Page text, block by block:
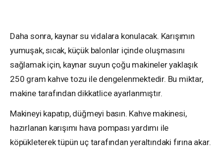
Daha sonra, kaynar su vidalara konulacak. Karışımın
yumuşak, sıcak, küçük balonlar içinde oluşmasını
sağlamak için, kaynar suyun çoğu makineler yaklaşık
250 gram kahve tozu ile dengelenmektedir. Bu miktar,
makine tarafından dikkatlice ayarlanmıştır.
Makineyi kapatıp, düğmeyi basın. Kahve makinesi,
hazırlanan karışımı hava pompası yardımı ile
köpükleterek tüpün uç tarafından yeraltındaki fırına akar.